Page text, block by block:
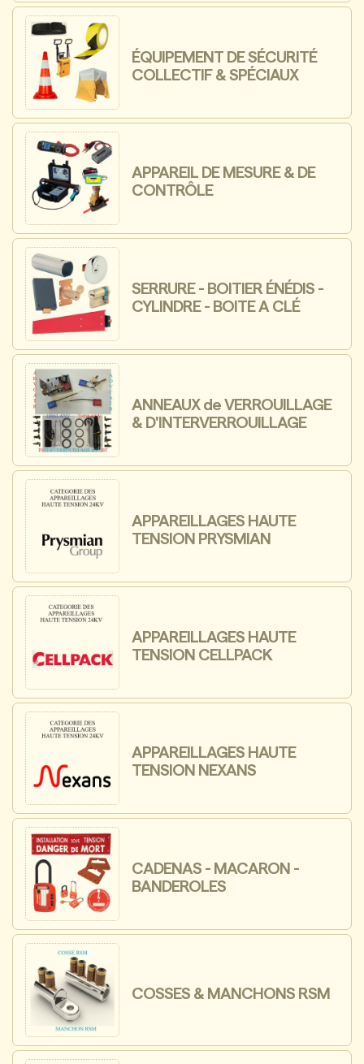
ÉQUIPEMENT DE SÉCURITÉ
COLLECTIF & SPÉCIAUX
APPAREIL DE MESURE & DE
CONTRÔLE
SERRURE - BOITIER ÉNÉDIS -
CYLINDRE - BOITE A CLÉ
ANNEAUX de VERROUILLAGE
& D'INTERVERROUILLAGE
APPAREILLAGES HAUTE
TENSION PRYSMIAN
APPAREILLAGES HAUTE
TENSION CELLPACK
APPAREILLAGES HAUTE
TENSION NEXANS
CADENAS - MACARON -
BANDEROLES
COSSES & MANCHONS RSM